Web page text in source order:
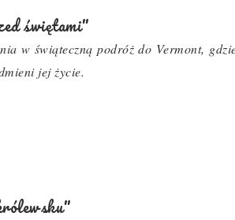
świętami"
w świąteczną podróż do Vermont,
jej życie.